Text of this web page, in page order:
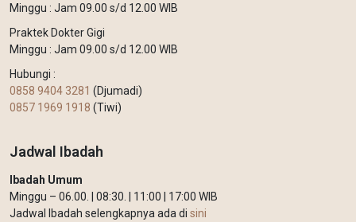
Minggu : Jam 09.00 s/d 12.00 WIB
Praktek Dokter Gigi
Minggu : Jam 09.00 s/d 12.00 WIB
Hubungi :
0858 9404 3281 (Djumadi)
0857 1969 1918 (Tiwi)
Jadwal Ibadah
Ibadah Umum
Minggu – 06.00. | 08:30. | 11:00 | 17:00 WIB
Jadwal Ibadah selengkapnya ada di sini